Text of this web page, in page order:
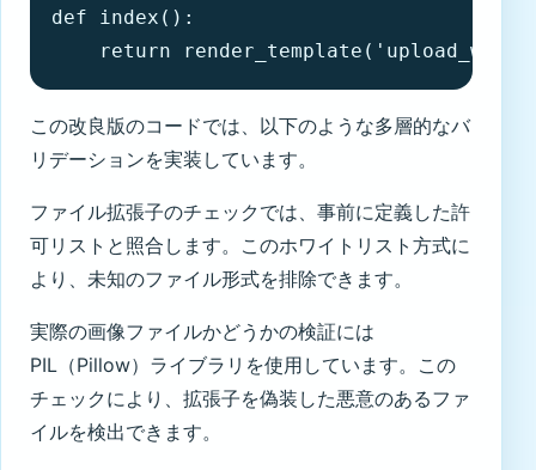
def index():
return
この改良版のコードでは、以下のような多層的なバ
リデーションを実装しています。
ファイル拡張子のチェックでは、事前に定義した許
可リストと照合します。このホワイトリスト方式に
より、未知のファイル形式を排除できます。
実際の画像ファイルかどうかの検証には
PIL（Pillow）ライブラリを使用しています。この
チェックにより、拡張子を偽装した悪意のあるファ
イルを検出できます。